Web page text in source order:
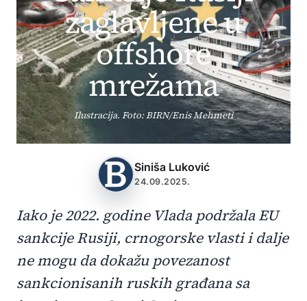
zaglavljene u
offshore
mrežama
Ilustracija. Foto: BIRN/Enis Mehmeti
Siniša Luković
24.09.2025.
Iako je 2022. godine Vlada podržala EU
sankcije Rusiji, crnogorske vlasti i dalje
ne mogu da dokažu povezanost
sankcionisanih ruskih građana sa